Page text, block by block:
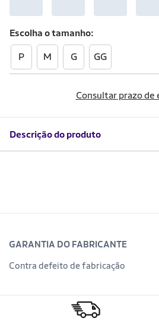
Escolha otamanho
P M G GG
Consultar prazo de
Descrição do produto
GARANTIA DO FABRICANTE
Contra defeito de fabricação